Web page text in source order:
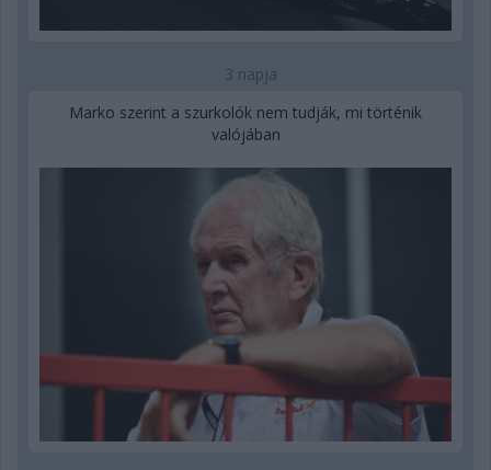
3 napja
Marko szerint a szurkolók nem tudják, mi történik
valójában